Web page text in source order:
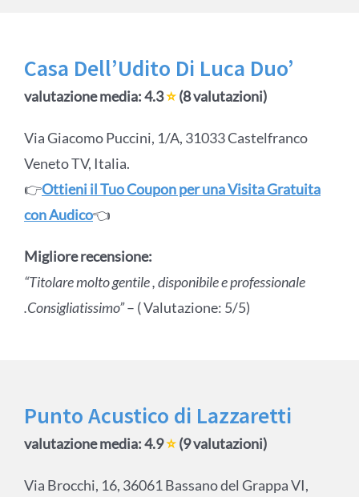
Casa Dell’Udito Di Luca Duo’
valutazione media: 4.3⭐(8 valutazioni)
Via Giacomo Puccini, 1/A, 31033 Castelfranco
Veneto TV, Italia.
👉Ottieni il Tuo Coupon per una Visita Gratuita
con Audico👈
Migliore recensione:
“Titolare molto gentile , disponibile e professionale
.Consigliatissimo”– ( Valutazione: 5/5)
Punto Acustico di Lazzaretti
valutazione media: 4.9⭐(9 valutazioni)
Via Brocchi, 16, 36061 Bassano del Grappa VI,